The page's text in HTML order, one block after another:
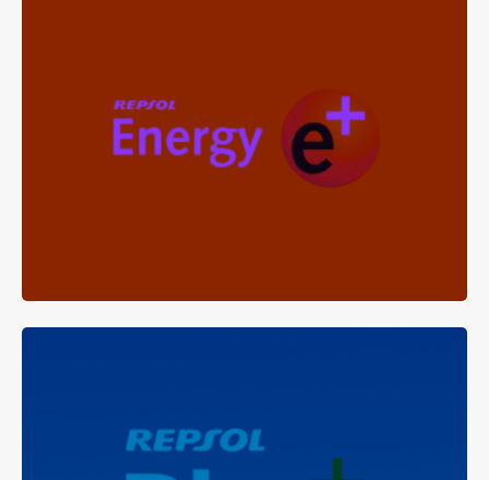
REPSOL ENERGY E+
Carburante
con una fórmula exclusiva que te permitirá
aplicar todo su potencial calorífico a tu hogar.
ADBLUE